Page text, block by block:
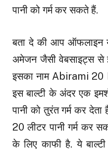
पानी को गर्म कर सकते हैं.
बता दे की आप ऑफलाइन
अमेजन जैसी वेबसाइट्स से
इसका नाम Abirami 20
इस बाल्टी के अंदर एक
पानी को तुरंत गर्म कर
20 लीटर पानी गर्म कर
के लिए काफी है. ये